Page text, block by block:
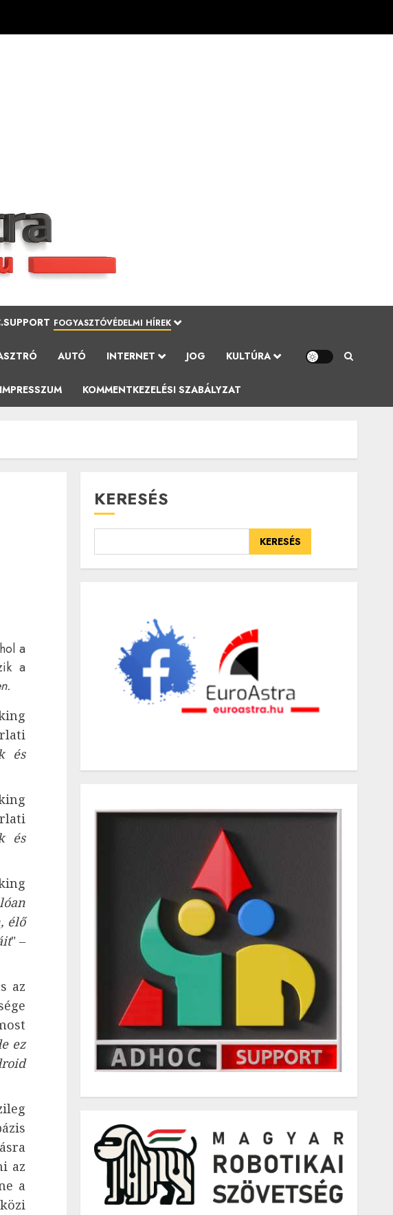
FOGYASZTÓVÉDELMI HÍREK
AUTÓ INTERNET JOG KULTÚRA
IMPRESSZUM KOMMENTKEZELÉSI SZABÁLYZAT
a
a
és
és
élő
" –
az
ez
az
a
KERESÉS
KERESÉS